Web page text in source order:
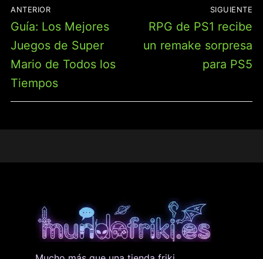
DE
ENTRADAS
ANTERIOR
Entrada
anterior:
Guía: Los Mejores
Juegos de Super
Mario de Todos los
Tiempos
SIGUIENTE
Entrada
siguiente:
RPG de PS1 recibe
un remake sorpresa
para PS5